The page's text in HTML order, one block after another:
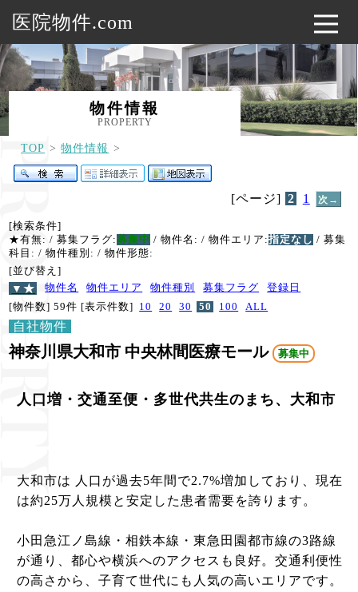
医院物件.com
物件情報
PROPERTY
TOP 物件情報
[ページ] 2 1 次→
[検索条件]
★有無: / 募集フラグ:募集中 / 物件名: / 物件エリア:指定なし / 募集
科目: / 物件種別: / 物件形態:
[並び替え]
▼★ 物件名 物件エリア 物件種別 募集フラグ
登録日
[物件数] 59件 [表示件数] 10 20 30 50 100 ALL
自社物件
神奈川県大和市 中央林間医療モール 募集中
人口増・交通至便・多世代共生のまち、大和市
大和市は 人口が過去5年間で2.7%増加しており、現在
は約25万人規模と安定した患者需要を誇ります。
小田急江ノ島線・相鉄本線・東急田園都市線の3路線
が通り、都心や横浜へのアクセスも良好。交通利便性
の高さから、子育て世代にも人気の高いエリアです。